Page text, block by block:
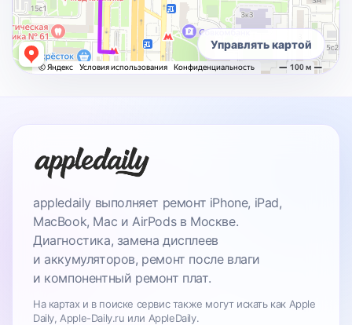
Управлять картой
appledaily выполняет ремонт iPhone, iPad,
MacBook, Mac и AirPods в Москве.
Диагностика, замена дисплеев
и аккумуляторов, ремонт после влаги
и компонентный ремонт плат.
На картах и в поиске сервис также могут искать как Apple
Daily, Apple-Daily.ru или AppleDaily.